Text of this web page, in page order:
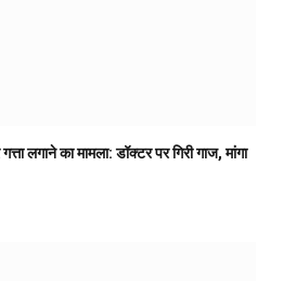
लगाने का मामला: डॉक्टर पर गिरी गाज, मांगा